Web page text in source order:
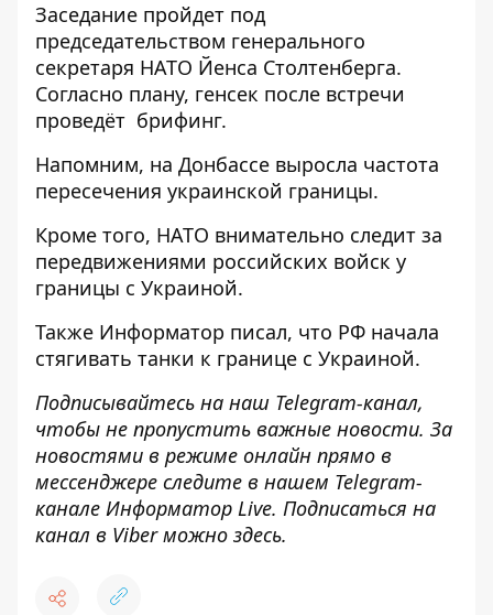
Заседание пройдет под
председательством генерального
секретаря НАТО Йенса Столтенберга.
Согласно плану, генсек после встречи
проведёт брифинг.
Напомним, на Донбассе выросла частота
пересечения украинской границы.
Кроме того, НАТО внимательно следит за
передвижениями российских войск у
границы с Украиной.
Также Информатор писал, что РФ начала
стягивать танки к границе с Украиной.
Подписывайтесь на наш Telegram-канал,
чтобы не пропустить важные новости. За
новостями в режиме онлайн прямо в
мессенджере следите в нашем Telegram-
канале Информатор Live. Подписаться на
канал в Viber можно здесь.